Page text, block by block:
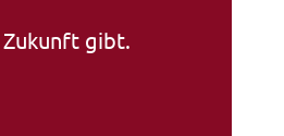
Zukunft gibt.